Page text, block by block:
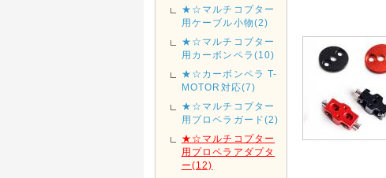
★☆マルチコプター
用ケーブル小物(2)
★☆マルチコプター
用カーボンペラ(10)
★☆カーボンペラ T-
MOTOR対応(7)
★☆マルチコプター
用プロペラガード(2)
★☆マルチコプター
用プロペラアダプタ
ー(12)